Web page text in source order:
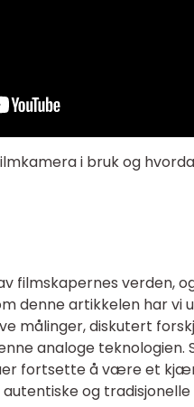
i bruk og
filmskapernes verden,
denne artikkelen har vi
målinger, diskutert
analoge teknologien.
fortsette å være et
og